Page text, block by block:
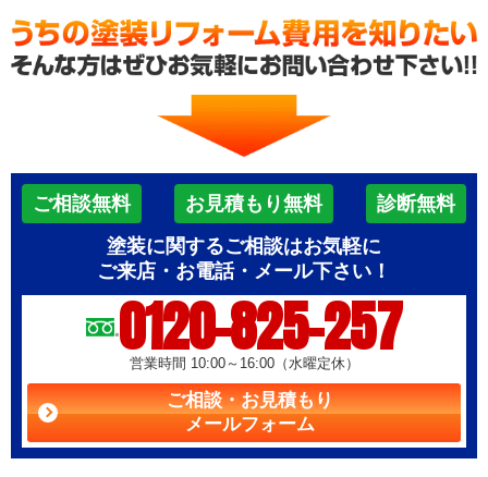
ご相談無料 お見積もり無料
診断無料
塗装に関するご相談はお気軽に
ご来店・お電話・メール下さい！
0120-825-257
営業時間 10:00～16:00（水曜定休）
ご相談・お見積もり
メールフォーム